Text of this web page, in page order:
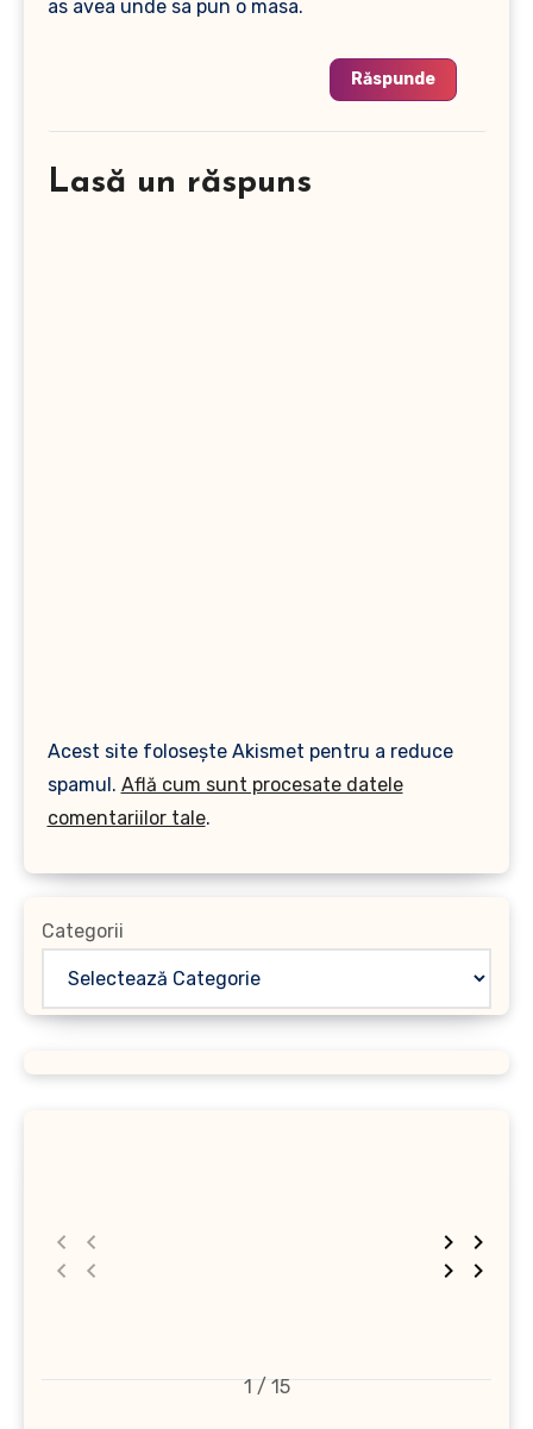
as avea unde sa pun o masa.
Răspunde
Lasă un răspuns
Acest site folosește Akismet pentru a reduce
spamul. Află cum sunt procesate datele
comentariilor tale.
Categorii
1 / 15